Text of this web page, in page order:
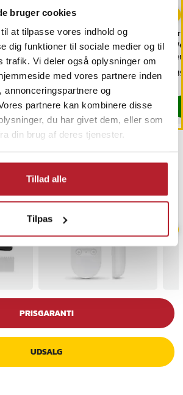
bruger cookies
at tilpasse vores indhold og
dig funktioner til sociale medier og til
trafik. Vi deler også oplysninger om
med vores partnere inden
annonceringspartnere og
partnere kan kombinere disse
du har givet dem, eller som
din brug af deres tjenester.
Tillad alle
Tilpas
i løbet af 1-2 hverdage
Voucher til
hotelovernatning
Pris:1.299 kr.
1.299 kr.
Findes på lager, Leveres i løbet af 1-2
Køb
BESTSELLERE
PRISGARANTI
UDSALG